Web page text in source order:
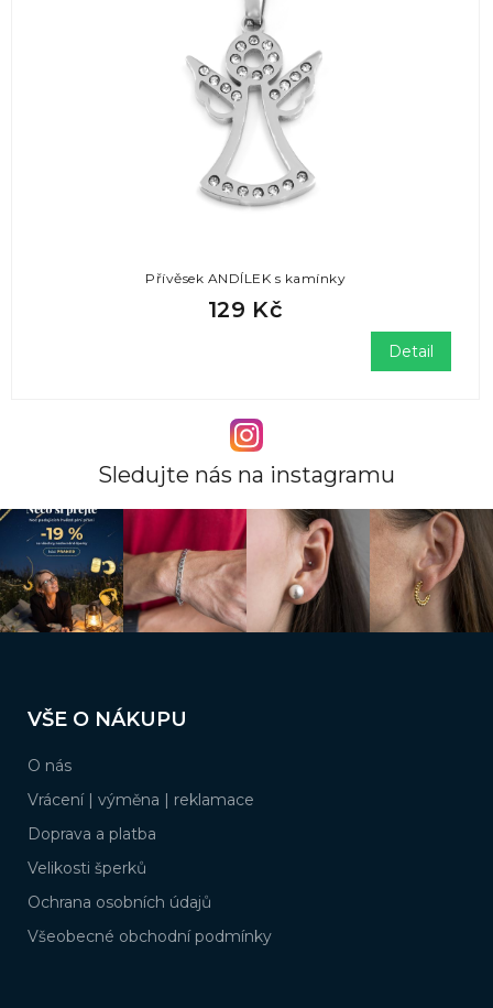
Přívěsek ANDÍLEK s kamínky
129 Kč
Detail
Sledujte nás na instagramu
pVŠE O NÁKUPU
O nás
Vrácení | výměna | reklamace
Doprava a platba
Velikosti šperků
Ochrana osobních údajů
Všeobecné obchodní podmínky